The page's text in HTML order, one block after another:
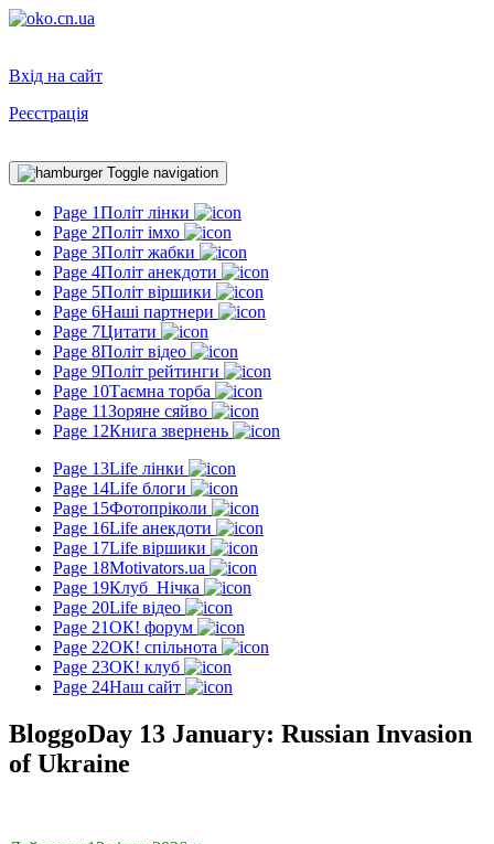
Вхід на сайт
Реєстрація
Toggle navigation
Page 1Політ лінки
Page 2Політ імхо
Page 3Політ жабки
Page 4Політ анекдоти
Page 5Політ віршики
Page 6Наші партнери
Page 7Цитати
Page 8Політ відео
Page 9Політ рейтинги
Page 10Таємна торба
Page 11Зоряне сяйво
Page 12Книга звернень
Page 13Life лінки
Page 14Life блоги
Page 15Фотопріколи
Page 16Life анекдоти
Page 17Life віршики
Page 18Motivators.ua
Page 19Клуб_Нічка
Page 20Life відео
Page 21ОК! форум
Page 22ОК! спільнота
Page 23ОК! клуб
Page 24Наш сайт
BloggoDay 13 January: Russian Invasion
of Ukraine